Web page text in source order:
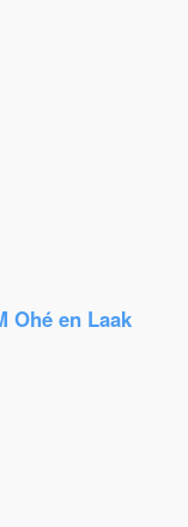
Ohé en Laak